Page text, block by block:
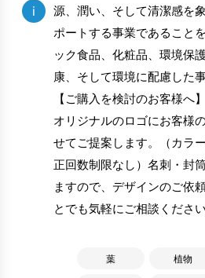
i
源、潤い、そして清潔感を
ポートする事業であること
ック食品、化粧品、環境保
康、そして環境に配慮した
【ご購入を検討のお客様へ】
オリジナルのロゴにお客様
せてご提案します。（カラ
正回数制限なし）名刺・封
ますので、デザインのご依
とでも気軽にご相談ください
葉 植物